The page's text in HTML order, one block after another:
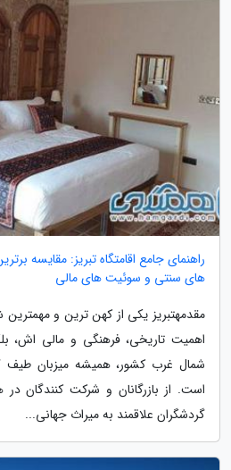
راهنمای جامع اقامتگاه تبریز: مقایسه
های سنتی و سوئیت های مالی
مقدمهتبریز یکی از کهن ترین و مهمترین
اهمیت تاریخی، فرهنگی و مالی اش،
شمال غرب کشور، همیشه میزبان طیف
است. از بازرگانان و شرکت کنندگان
گردشگران علاقمند به میراث جهانی...